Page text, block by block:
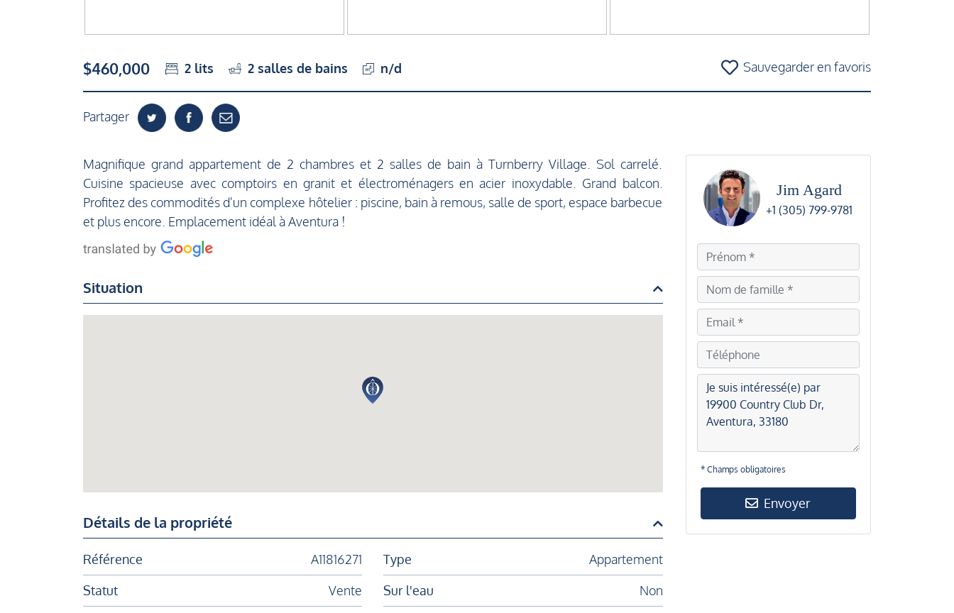
$460,000 2 lits 2 salles de bains n/d Sauvegarder en favoris
Partager
Magnifique grand appartement de 2 chambres et 2 salles de bain à Turnberry Village. Sol carrelé.
Cuisine spacieuse avec comptoirs en granit et électroménagers en acier inoxydable. Grand balcon.
Profitez des commodités d'un complexe hôtelier : piscine, bain à remous, salle de sport, espace barbecue
et plus encore. Emplacement idéal à Aventura !
Situation
Détails de la propriété
Référence A11816271 Type
Appartement
Statut
Vente Sur l'eau
Non
Jim Agard
+1 (305) 799-9781
* Champs obligatoires
Envoyer